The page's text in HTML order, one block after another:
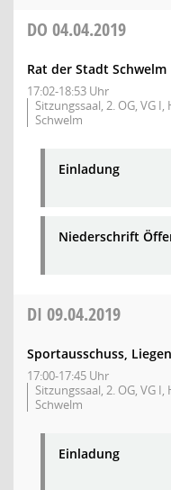
DO 04.04.2019
Rat der Stadt Schwelm
17:02-18:53 Uhr
Sitzungssaal, 2. OG, VG
Schwelm
Einladung
Niederschrift
DI 09.04.2019
Sportausschuss,
17:00-17:45 Uhr
Sitzungssaal, 2. OG, VG
Schwelm
Einladung